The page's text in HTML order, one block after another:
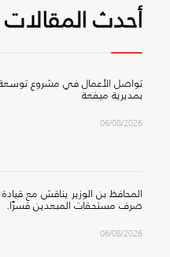
أحدث المقالات
تواصل الأعمال في مشروع توسعة
بمديرية ميفعة
06/08/2026
المحافظ بن الوزير يناقش مع
صرف مستحقات المبعدين قسرًا.
06/08/2026